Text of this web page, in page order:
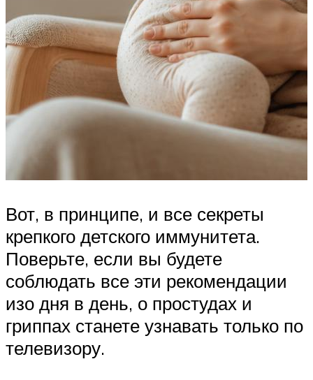
Вот, в принципе, и все секреты
крепкого детского иммунитета.
Поверьте, если вы будете
соблюдать все эти рекомендации
изо дня в день, о простудах и
гриппах станете узнавать только по
телевизору.